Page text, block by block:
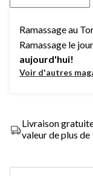
Ramassage au
Ramassage le
aujourd'hui!
Voir d'autres
Livraison
valeur de plus